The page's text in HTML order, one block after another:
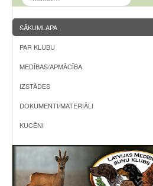
SĀKUMLAPA
PAR KLUBU
MEDĪBAS/APMĀCĪBA
IZSTĀDES
DOKUMENTI/MATERIĀLI
KUCĒNI